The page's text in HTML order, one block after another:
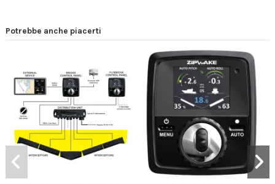
Potrebbe anche piacerti